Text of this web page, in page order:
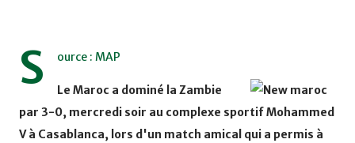
S ource : MAP
Le Maroc a dominé la Zambie
par 3-0, mercredi soir au complexe sportif Mohammed
V à Casablanca, lors d'un match amical qui a permis à